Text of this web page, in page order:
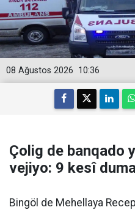
10:36
08 Ağustos 2026
Çolig de banqado
vejiyo: 9 kesî
Bingöl de Mehellaya